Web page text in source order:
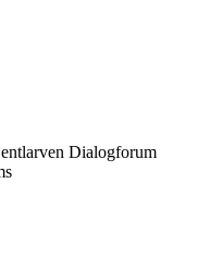
Dialogforum